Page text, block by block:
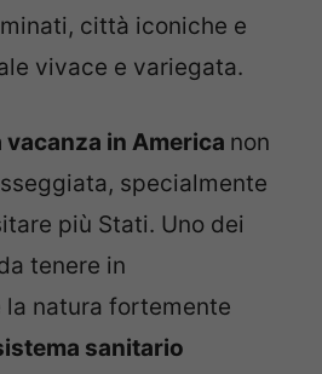
città iconiche e
vivace e variegata.
in America non
specialmente
più Stati. Uno dei
tenere in
la natura fortemente
sanitario